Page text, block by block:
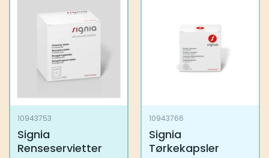
10943753
Signia
Renseservietter
10943766
Signia
Tørkekapsler